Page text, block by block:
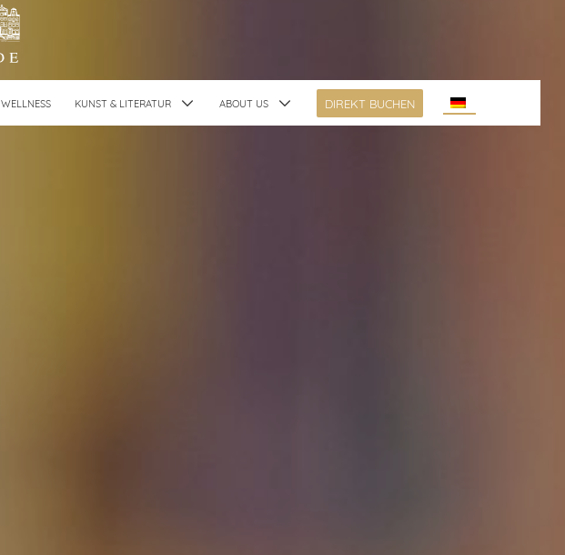
WELLNESS KUNST & LITERATUR ABOUT US DIREKT BUCHEN